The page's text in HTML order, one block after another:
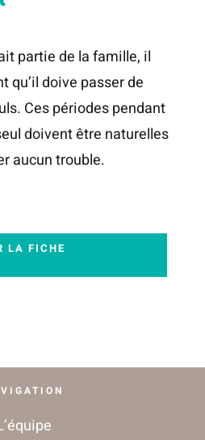
RENDEZ-VOUS
BOUTIQUE
partie de la famille, il
qu’il doive passer de
Ces périodes pendant
doivent être naturelles
aucun trouble.
LA FICHE